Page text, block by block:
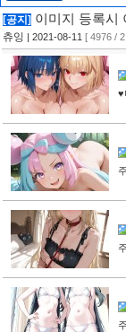
[공지] 이미지 등록시
츄잉 | 2021-08-11 [ 4976 /
♥